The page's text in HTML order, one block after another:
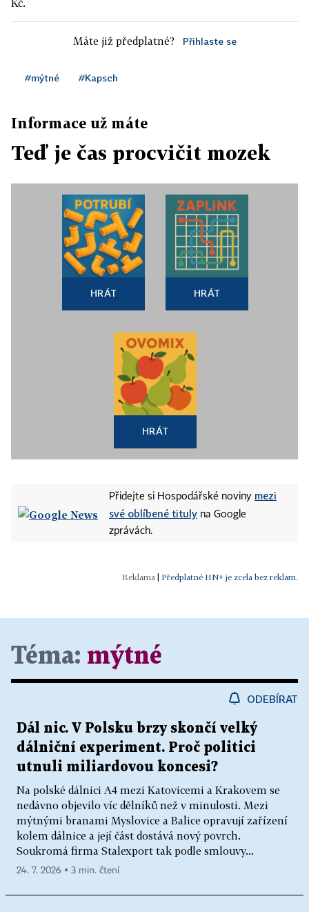
Kč.
Máte již předplatné? Přihlaste se
#mýtné #Kapsch
Informace už máte
Teď je čas procvičit mozek
HRÁT HRÁT
HRÁT
Přidejte si Hospodářské noviny mezi
své oblíbené tituly na Google
zprávách.
Předplatné HN+ je zcela bez reklam.
Téma: mýtné
ODEBÍRAT
Dál nic. V Polsku brzy skončí velký
dálniční experiment. Proč politici
utnuli miliardovou koncesi?
Na polské dálnici A4 mezi Katovicemi a Krakovem se
nedávno objevilo víc dělníků než v minulosti. Mezi
mýtnými branami Myslovice a Balice opravují zařízení
kolem dálnice a její část dostává nový povrch.
Soukromá firma Stalexport tak podle smlouvy...
24. 7. 2026 ▪ 3 min. čtení